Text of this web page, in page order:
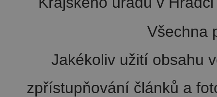
Všechna
Jakékoliv užití obsahu
zpřístupňování článků a